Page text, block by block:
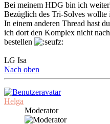
Bei meinem HDG bin ich
Bezüglich des Tri-Solves wollte
In einem anderen Thread hast
ich dort den Komplex nicht
bestellen
LG Isa
Nach oben
Helga
Moderator